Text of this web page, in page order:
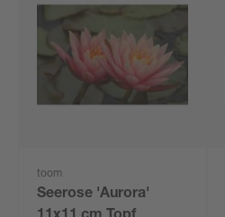
toom
Seerose 'Aurora'